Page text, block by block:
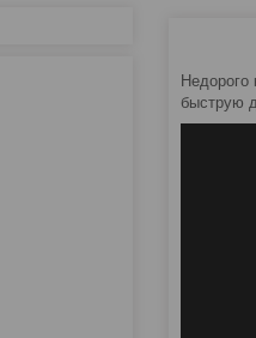
Недорого
быструю